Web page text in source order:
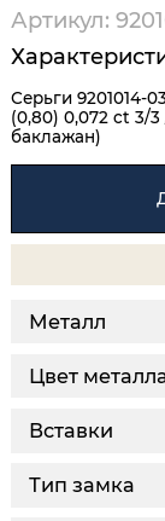
Артикул:
Серьги 9201014-
(0,80) 0,072 ct 3/3
баклажан)
Металл
Цвет
Вставки
Тип замка